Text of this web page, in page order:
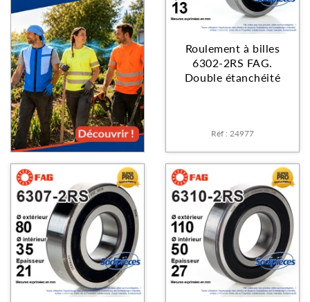
Roulement à billes
6302-2RS FAG.
Double étanchéité
Réf : 24977